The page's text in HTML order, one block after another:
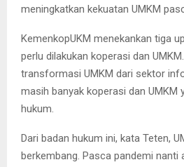
meningkatkan kekuatan UMKM
KemenkopUKM menekankan tiga
perlu dilakukan koperasi dan UMKM.
transformasi UMKM dari sektor
masih banyak koperasi dan UMKM
hukum.
Dari badan hukum ini, kata Teten,
berkembang. Pasca pandemi nanti